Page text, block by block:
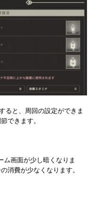
ると、周回の設定ができま
できます。
画面が少し暗くなりま
消費が少なくなります。